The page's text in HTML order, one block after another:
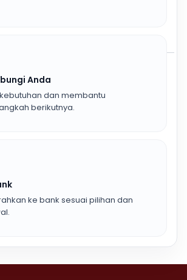
Anda
dan membantu
berikutnya.
ke bank sesuai pilihan dan